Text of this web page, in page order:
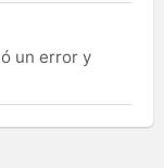
un error y